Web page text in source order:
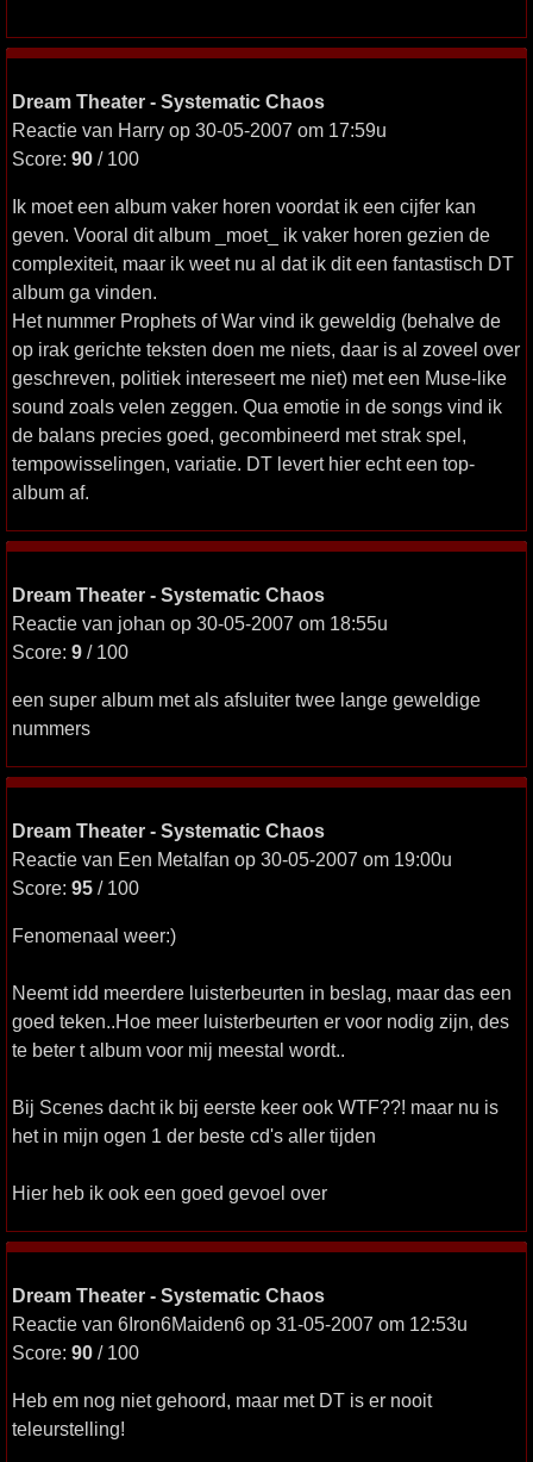
Dream Theater - Systematic Chaos
Reactie van Harry op 30-05-2007 om 17:59u
Score: 90 / 100
Ik moet een album vaker horen voordat ik een cijfer kan
geven. Vooral dit album _moet_ ik vaker horen gezien de
complexiteit, maar ik weet nu al dat ik dit een fantastisch DT
album ga vinden.
Het nummer Prophets of War vind ik geweldig (behalve de
op irak gerichte teksten doen me niets, daar is al zoveel over
geschreven, politiek intereseert me niet) met een Muse-like
sound zoals velen zeggen. Qua emotie in de songs vind ik
de balans precies goed, gecombineerd met strak spel,
tempowisselingen, variatie. DT levert hier echt een top-
album af.
Dream Theater - Systematic Chaos
Reactie van johan op 30-05-2007 om 18:55u
Score: 9 / 100
een super album met als afsluiter twee lange geweldige
nummers
Dream Theater - Systematic Chaos
Reactie van Een Metalfan op 30-05-2007 om 19:00u
Score: 95 / 100
Fenomenaal weer:)
Neemt idd meerdere luisterbeurten in beslag, maar das een
goed teken..Hoe meer luisterbeurten er voor nodig zijn, des
te beter t album voor mij meestal wordt..
Bij Scenes dacht ik bij eerste keer ook WTF??! maar nu is
het in mijn ogen 1 der beste cd's aller tijden
Hier heb ik ook een goed gevoel over
Dream Theater - Systematic Chaos
Reactie van 6Iron6Maiden6 op 31-05-2007 om 12:53u
Score: 90 / 100
Heb em nog niet gehoord, maar met DT is er nooit
teleurstelling!